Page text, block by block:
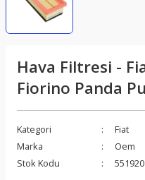
Hava Filtresi -
Fiorino Panda
Kategori
Fiat
Marka
Oem
Stok Kodu